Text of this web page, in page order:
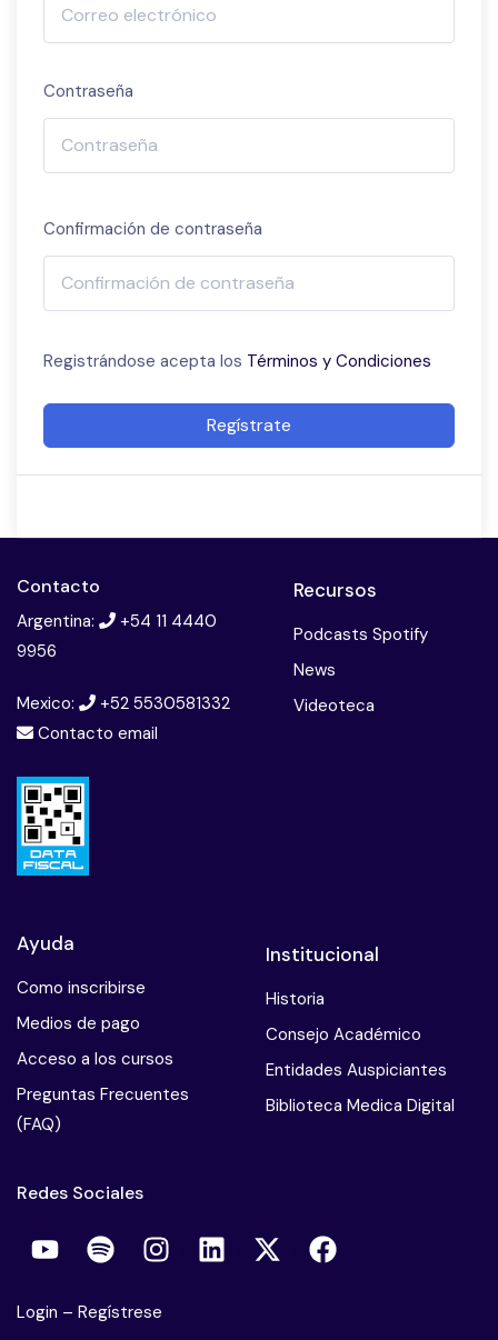
Contraseña
Confirmación de contraseña
Registrándose acepta los Términos y Condiciones
Regístrate
Contacto
Argentina:
+54 11 4440
9956
Mexico:
+52 5530581332
Contacto email
Recursos
Podcasts Spotify
News
Videoteca
Ayuda
Como inscribirse
Medios de pago
Acceso a los cursos
Preguntas Frecuentes
(FAQ)
Institucional
Historia
Consejo Académico
Entidades Auspiciantes
Biblioteca Medica Digital
Redes Sociales
Login – Regístrese